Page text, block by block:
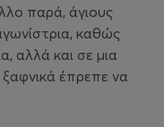
παρά, άγιους
καθώς
αλλά και σε μια
έπρεπε να